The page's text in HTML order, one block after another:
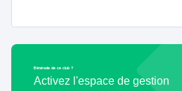
Bénévole de ce club ?
Activez l'espace de gestion